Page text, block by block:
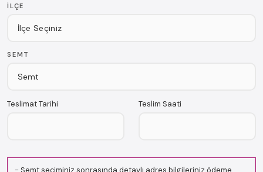
İLÇE
SEMT
Teslimat Tarihi Teslim Saati
- Semt seçiminiz sonrasında detaylı adres bilgileriniz ödeme